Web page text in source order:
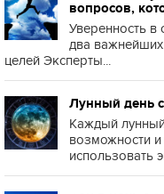
вопросов,
Уверенность в
два важнейших
целей Эксперты...
Лунный день
Каждый
возможности
использовать